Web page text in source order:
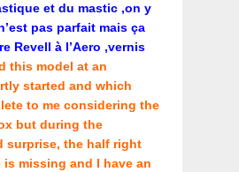
et du mastic ,on y
pas parfait mais ça
Revell à l’Aero ,vernis
this model at an
started and which
to me considering the
but during the
surprise, the half right
missing and I have an